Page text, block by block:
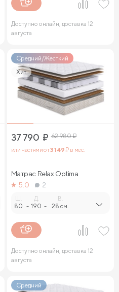
Доступно онлайн, доставка 12
августа
Средний/Жесткий
Хит
37 790 ₽ 62 980₽
или частями от3 149₽ в мес.
Матрас Relax Optima
5.0
2
80 -
Д.
190 -
В.
28 см.
Доступно онлайн, доставка 12
августа
Средний